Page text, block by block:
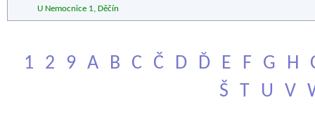
U Nemocnice 1, Děčín
1 2 9 A B C Č D Ď E F G H
Š
T U V